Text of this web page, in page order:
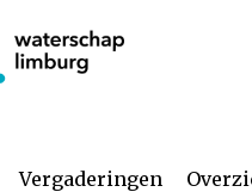
pagina
Vergaderingen